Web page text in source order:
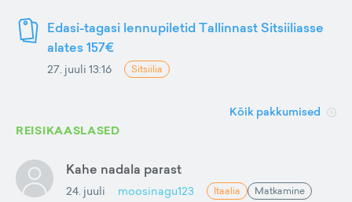
Edasi-tagasi lennupiletid Tallinnast Sitsiiliasse
alates 157€
27. juuli 13:16 Sitsiilia
Kõik pakkumised
REISIKAASLASED
Kahe nadala parast
24. juuli moosinagu123 Itaalia Matkamine